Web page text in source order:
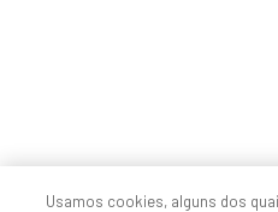
Usamos cookies, alguns dos